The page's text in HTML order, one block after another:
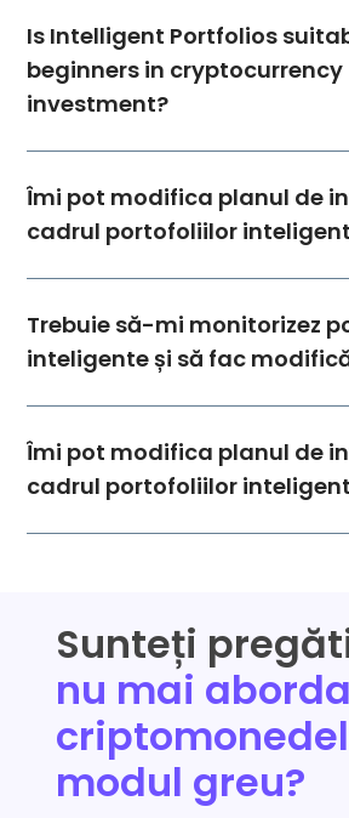
Is Intelligent Portfolios
beginners in cryptocurrency
investment?
Îmi pot modifica planul de
cadrul portofoliilor
Trebuie să-mi monitorizez
inteligente și să fac
Îmi pot modifica planul de
cadrul portofoliilor
Sunteți
nu mai
modul greu?